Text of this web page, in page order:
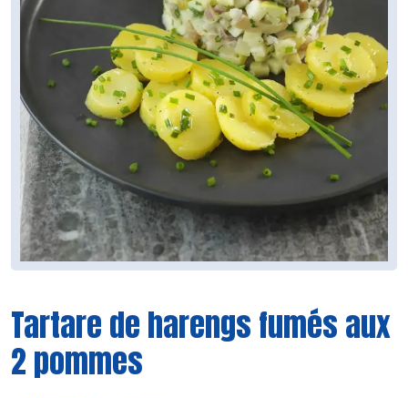
Tartare de harengs fumés aux
2 pommes